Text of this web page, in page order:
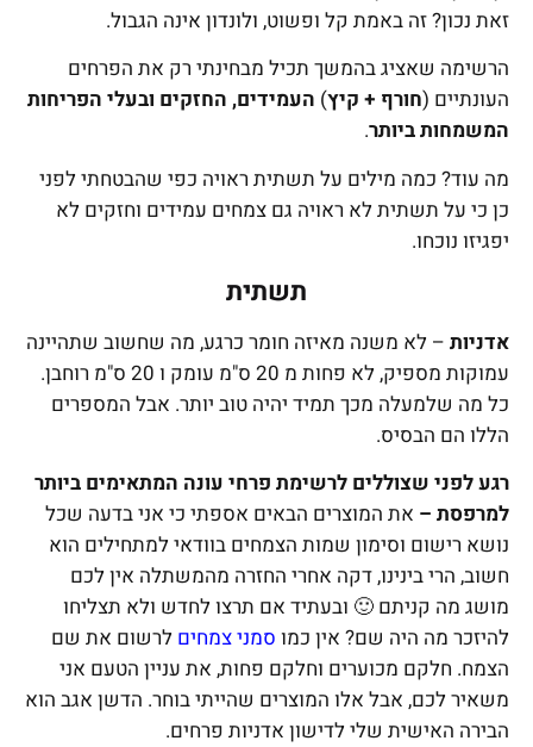
זאת נכון? זה באמת קל ופשוט, ולונדון אינה הגבול.
הרשימה שאציג בהמשך תכיל מבחינתי רק את הפרחים
העונתיים (חורף + קיץ) העמידים, החזקים ובעלי הפריחות
המשמחות ביותר.
מה עוד? כמה מילים על תשתית ראויה כפי שהבטחתי לפני
כן כי על תשתית לא ראויה גם צמחים עמידים וחזקים לא
יפגיזו נוכחו.
תשתית
אדניות – לא משנה מאיזה חומר כרגע, מה שחשוב שתהיינה
עמוקות מספיק, לא פחות מ 20 ס"מ עומק ו 20 ס"מ רוחבן.
כל מה שלמעלה מכך תמיד יהיה טוב יותר. אבל המספרים
הללו הם הבסיס.
רגע לפני שצוללים לרשימת פרחי עונה המתאימים ביותר
למרפסת – את המוצרים הבאים אספתי כי אני בדעה שכל
נושא רישום וסימון שמות הצמחים בוודאי למתחילים הוא
חשוב, הרי בינינו, דקה אחרי החזרה מהמשתלה אין לכם
מושג מה קניתם 🙂 ובעתיד אם תרצו לחדש ולא תצליחו
להיזכר מה היה שם? אין כמו סמני צמחים לרשום את שם
הצמח. חלקם מכוערים וחלקם פחות, את עניין הטעם אני
משאיר לכם, אבל אלו המוצרים שהייתי בוחר. הדשן אגב הוא
הבירה האישית שלי לדישון אדניות פרחים.